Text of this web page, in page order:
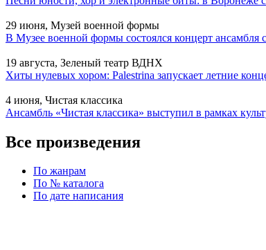
29 июня, Музей военной формы
В Музее военной формы состоялся концерт ансамбля
19 августа, Зеленый театр ВДНХ
Хиты нулевых хором: Palestrina запускает летние
4 июня, Чистая классика
Ансамбль «Чистая классика» выступил в рамках
Все произведения
По жанрам
По № каталога
По дате написания